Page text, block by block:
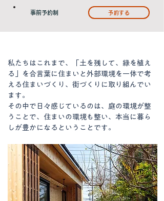
事前予約制 予約する
私たちはこれまで、「土を残して、緑を植え
る」を合言葉に住まいと外部環境を一体で考
える住まいづくり、街づくりに取り組んでい
ます。
その中で日々感じているのは、庭の環境が整
うことで、住まいの環境も整い、本当に暮ら
しが豊かになるということです。